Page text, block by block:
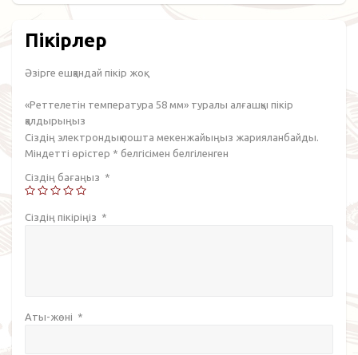
Пікірлер
Әзірге ешқандай пікір жоқ.
«Реттелетін температура 58 мм» туралы алғашқы пікір
қалдырыңыз
Сіздің электрондық пошта мекенжайыңыз жарияланбайды.
Міндетті өрістер * белгісімен белгіленген
Сіздің бағаңыз *
Сіздің пікіріңіз *
Аты-жөні *